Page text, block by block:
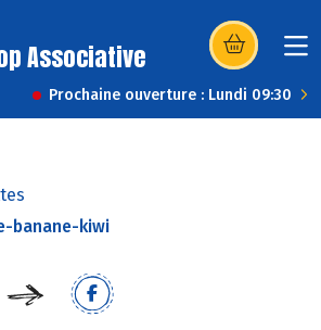
Associative (s’ouvre dans
Prochaine ouverture : Lundi 09:30
banane-kiwi